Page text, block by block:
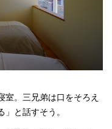
室。三兄弟は口をそろえ
と話すそう。